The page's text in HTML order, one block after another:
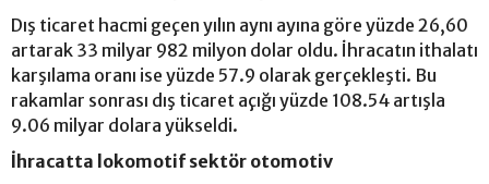
Dış ticaret hacmi geçen yılın aynı ayına göre yüzde 26,60
artarak 33 milyar 982 milyon dolar oldu. İhracatın ithalatı
karşılama oranı ise yüzde 57.9 olarak gerçekleşti. Bu
rakamlar sonrası dış ticaret açığı yüzde 108.54 artışla
9.06 milyar dolara yükseldi.
İhracatta lokomotif sektör otomotiv